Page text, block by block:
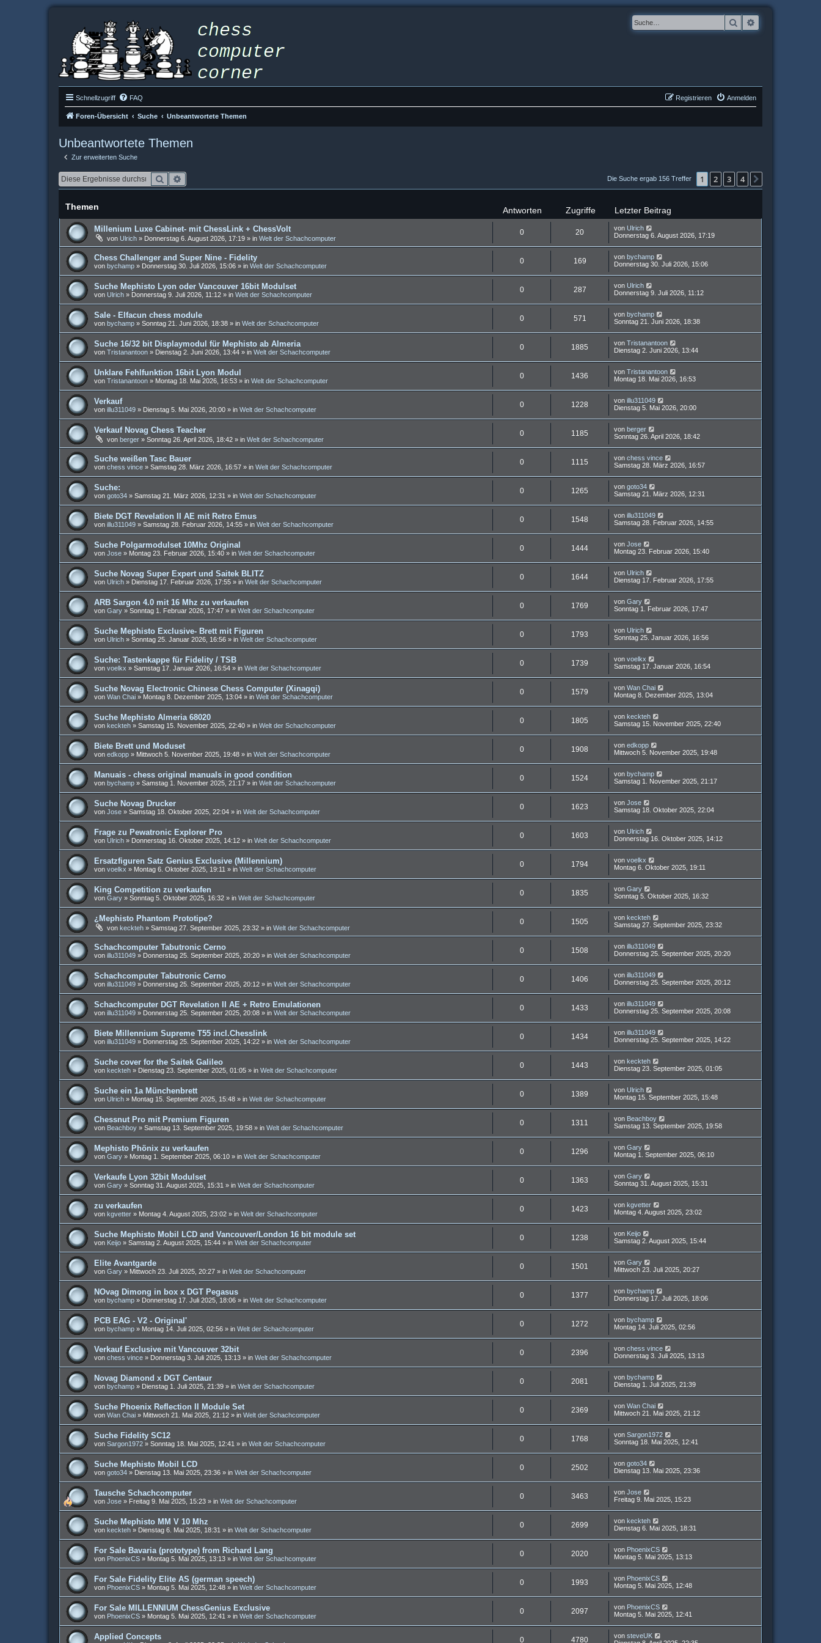
Suche
Schnellzugriff FAQ Anmelden
Registrieren
Foren-Übersicht Suche Unbeantwortete Themen
Unbeantwortete Themen
Zur erweiterten Suche
Suche Die Suche ergab 156 Treffer 1 2 3 4
Themen Antworten Zugriffe Letzter Beitrag
Millenium Luxe Cabinet- mit ChessLink + ChessVolt
von Ulrich » Donnerstag 6. August 2026, 17:19 » in Welt der Schachcomputer
0 20 von Ulrich
Donnerstag 6. August 2026, 17:19
Chess Challenger and Super Nine - Fidelity
von bychamp » Donnerstag 30. Juli 2026, 15:06 » in Welt der Schachcomputer
0 169 von bychamp
Donnerstag 30. Juli 2026, 15:06
Suche Mephisto Lyon oder Vancouver 16bit Modulset
von Ulrich » Donnerstag 9. Juli 2026, 11:12 » in Welt der Schachcomputer
0 287 von Ulrich
Donnerstag 9. Juli 2026, 11:12
Sale - Elfacun chess module
von bychamp » Sonntag 21. Juni 2026, 18:38 » in Welt der Schachcomputer
0 571 von bychamp
Sonntag 21. Juni 2026, 18:38
Suche 16/32 bit Displaymodul für Mephisto ab Almeria
von Tristanantoon » Dienstag 2. Juni 2026, 13:44 » in Welt der Schachcomputer
0 1885 von Tristanantoon
Dienstag 2. Juni 2026, 13:44
Unklare Fehlfunktion 16bit Lyon Modul
von Tristanantoon » Montag 18. Mai 2026, 16:53 » in Welt der Schachcomputer
0 1436 von Tristanantoon
Montag 18. Mai 2026, 16:53
Verkauf
von illu311049 » Dienstag 5. Mai 2026, 20:00 » in Welt der Schachcomputer
0 1228 von illu311049
Dienstag 5. Mai 2026, 20:00
Verkauf Novag Chess Teacher
von berger » Sonntag 26. April 2026, 18:42 » in Welt der Schachcomputer
0 1185 von berger
Sonntag 26. April 2026, 18:42
Suche weißen Tasc Bauer
von chess vince » Samstag 28. März 2026, 16:57 » in Welt der Schachcomputer
0 1115 von chess vince
Samstag 28. März 2026, 16:57
Suche:
von goto34 » Samstag 21. März 2026, 12:31 » in Welt der Schachcomputer
0 1265 von goto34
Samstag 21. März 2026, 12:31
Biete DGT Revelation II AE mit Retro Emus
von illu311049 » Samstag 28. Februar 2026, 14:55 » in Welt der Schachcomputer
0 1548 von illu311049
Samstag 28. Februar 2026, 14:55
Suche Polgarmodulset 10Mhz Original
von Jose » Montag 23. Februar 2026, 15:40 » in Welt der Schachcomputer
0 1444 von Jose
Montag 23. Februar 2026, 15:40
Suche Novag Super Expert und Saitek BLITZ
von Ulrich » Dienstag 17. Februar 2026, 17:55 » in Welt der Schachcomputer
0 1644 von Ulrich
Dienstag 17. Februar 2026, 17:55
ARB Sargon 4.0 mit 16 Mhz zu verkaufen
von Gary » Sonntag 1. Februar 2026, 17:47 » in Welt der Schachcomputer
0 1769 von Gary
Sonntag 1. Februar 2026, 17:47
Suche Mephisto Exclusive- Brett mit Figuren
von Ulrich » Sonntag 25. Januar 2026, 16:56 » in Welt der Schachcomputer
0 1793 von Ulrich
Sonntag 25. Januar 2026, 16:56
Suche: Tastenkappe für Fidelity / TSB
von voelkx » Samstag 17. Januar 2026, 16:54 » in Welt der Schachcomputer
0 1739 von voelkx
Samstag 17. Januar 2026, 16:54
Suche Novag Electronic Chinese Chess Computer (Xinagqi)
von Wan Chai » Montag 8. Dezember 2025, 13:04 » in Welt der Schachcomputer
0 1579 von Wan Chai
Montag 8. Dezember 2025, 13:04
Suche Mephisto Almeria 68020
von keckteh » Samstag 15. November 2025, 22:40 » in Welt der Schachcomputer
0 1805 von keckteh
Samstag 15. November 2025, 22:40
Biete Brett und Moduset
von edkopp » Mittwoch 5. November 2025, 19:48 » in Welt der Schachcomputer
0 1908 von edkopp
Mittwoch 5. November 2025, 19:48
Manuais - chess original manuals in good condition
von bychamp » Samstag 1. November 2025, 21:17 » in Welt der Schachcomputer
0 1524 von bychamp
Samstag 1. November 2025, 21:17
Suche Novag Drucker
von Jose » Samstag 18. Oktober 2025, 22:04 » in Welt der Schachcomputer
0 1623 von Jose
Samstag 18. Oktober 2025, 22:04
Frage zu Pewatronic Explorer Pro
von Ulrich » Donnerstag 16. Oktober 2025, 14:12 » in Welt der Schachcomputer
0 1603 von Ulrich
Donnerstag 16. Oktober 2025, 14:12
Ersatzfiguren Satz Genius Exclusive (Millennium)
von voelkx » Montag 6. Oktober 2025, 19:11 » in Welt der Schachcomputer
0 1794 von voelkx
Montag 6. Oktober 2025, 19:11
King Competition zu verkaufen
von Gary » Sonntag 5. Oktober 2025, 16:32 » in Welt der Schachcomputer
0 1835 von Gary
Sonntag 5. Oktober 2025, 16:32
¿Mephisto Phantom Prototipe?
von keckteh » Samstag 27. September 2025, 23:32 » in Welt der Schachcomputer
0 1505 von keckteh
Samstag 27. September 2025, 23:32
Schachcomputer Tabutronic Cerno
von illu311049 » Donnerstag 25. September 2025, 20:20 » in Welt der Schachcomputer
0 1508 von illu311049
Donnerstag 25. September 2025, 20:20
Schachcomputer Tabutronic Cerno
von illu311049 » Donnerstag 25. September 2025, 20:12 » in Welt der Schachcomputer
0 1406 von illu311049
Donnerstag 25. September 2025, 20:12
Schachcomputer DGT Revelation II AE + Retro Emulationen
von illu311049 » Donnerstag 25. September 2025, 20:08 » in Welt der Schachcomputer
0 1433 von illu311049
Donnerstag 25. September 2025, 20:08
Biete Millennium Supreme T55 incl.Chesslink
von illu311049 » Donnerstag 25. September 2025, 14:22 » in Welt der Schachcomputer
0 1434 von illu311049
Donnerstag 25. September 2025, 14:22
Suche cover for the Saitek Galileo
von keckteh » Dienstag 23. September 2025, 01:05 » in Welt der Schachcomputer
0 1443 von keckteh
Dienstag 23. September 2025, 01:05
Suche ein 1a Münchenbrett
von Ulrich » Montag 15. September 2025, 15:48 » in Welt der Schachcomputer
0 1389 von Ulrich
Montag 15. September 2025, 15:48
Chessnut Pro mit Premium Figuren
von Beachboy » Samstag 13. September 2025, 19:58 » in Welt der Schachcomputer
0 1311 von Beachboy
Samstag 13. September 2025, 19:58
Mephisto Phönix zu verkaufen
von Gary » Montag 1. September 2025, 06:10 » in Welt der Schachcomputer
0 1296 von Gary
Montag 1. September 2025, 06:10
Verkaufe Lyon 32bit Modulset
von Gary » Sonntag 31. August 2025, 15:31 » in Welt der Schachcomputer
0 1363 von Gary
Sonntag 31. August 2025, 15:31
zu verkaufen
von kgvetter » Montag 4. August 2025, 23:02 » in Welt der Schachcomputer
0 1423 von kgvetter
Montag 4. August 2025, 23:02
Suche Mephisto Mobil LCD and Vancouver/London 16 bit module set
von Keijo » Samstag 2. August 2025, 15:44 » in Welt der Schachcomputer
0 1238 von Keijo
Samstag 2. August 2025, 15:44
Elite Avantgarde
von Gary » Mittwoch 23. Juli 2025, 20:27 » in Welt der Schachcomputer
0 1501 von Gary
Mittwoch 23. Juli 2025, 20:27
NOvag Dimong in box x DGT Pegasus
von bychamp » Donnerstag 17. Juli 2025, 18:06 » in Welt der Schachcomputer
0 1377 von bychamp
Donnerstag 17. Juli 2025, 18:06
PCB EAG - V2 - Original'
von bychamp » Montag 14. Juli 2025, 02:56 » in Welt der Schachcomputer
0 1272 von bychamp
Montag 14. Juli 2025, 02:56
Verkauf Exclusive mit Vancouver 32bit
von chess vince » Donnerstag 3. Juli 2025, 13:13 » in Welt der Schachcomputer
0 2396 von chess vince
Donnerstag 3. Juli 2025, 13:13
Novag Diamond x DGT Centaur
von bychamp » Dienstag 1. Juli 2025, 21:39 » in Welt der Schachcomputer
0 2081 von bychamp
Dienstag 1. Juli 2025, 21:39
Suche Phoenix Reflection II Module Set
von Wan Chai » Mittwoch 21. Mai 2025, 21:12 » in Welt der Schachcomputer
0 2369 von Wan Chai
Mittwoch 21. Mai 2025, 21:12
Suche Fidelity SC12
von Sargon1972 » Sonntag 18. Mai 2025, 12:41 » in Welt der Schachcomputer
0 1768 von Sargon1972
Sonntag 18. Mai 2025, 12:41
Suche Mephisto Mobil LCD
von goto34 » Dienstag 13. Mai 2025, 23:36 » in Welt der Schachcomputer
0 2502 von goto34
Dienstag 13. Mai 2025, 23:36
Tausche Schachcomputer
von Jose » Freitag 9. Mai 2025, 15:23 » in Welt der Schachcomputer
0 3463 von Jose
Freitag 9. Mai 2025, 15:23
Suche Mephisto MM V 10 Mhz
von keckteh » Dienstag 6. Mai 2025, 18:31 » in Welt der Schachcomputer
0 2699 von keckteh
Dienstag 6. Mai 2025, 18:31
For Sale Bavaria (prototype) from Richard Lang
von PhoenixCS » Montag 5. Mai 2025, 13:13 » in Welt der Schachcomputer
0 2020 von PhoenixCS
Montag 5. Mai 2025, 13:13
For Sale Fidelity Elite AS (german speech)
von PhoenixCS » Montag 5. Mai 2025, 12:48 » in Welt der Schachcomputer
0 1993 von PhoenixCS
Montag 5. Mai 2025, 12:48
For Sale MILLENNIUM ChessGenius Exclusive
von PhoenixCS » Montag 5. Mai 2025, 12:41 » in Welt der Schachcomputer
0 2097 von PhoenixCS
Montag 5. Mai 2025, 12:41
Applied Concepts 0 4780 von steveUK